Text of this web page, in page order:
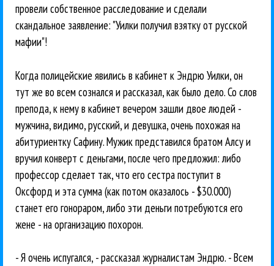
провели собственное расследование и сделали
скандальное заявление: "Уилки получил взятку от русской
мафии"!
Когда полицейские явились в кабинет к Эндрю Уилки, он
тут же во всем сознался и рассказал, как было дело. Со слов
препода, к нему в кабинет вечером зашли двое людей -
мужчина, видимо, русский, и девушка, очень похожая на
абитуриентку Сафину. Мужик представился братом Алсу и
вручил конверт с деньгами, после чего предложил: либо
профессор сделает так, что его сестра поступит в
Оксфорд и эта сумма (как потом оказалось - $30.000)
станет его гонораром, либо эти деньги потребуются его
жене - на организацию похорон.
- Я очень испугался, - рассказал журналистам Эндрю. - Всем